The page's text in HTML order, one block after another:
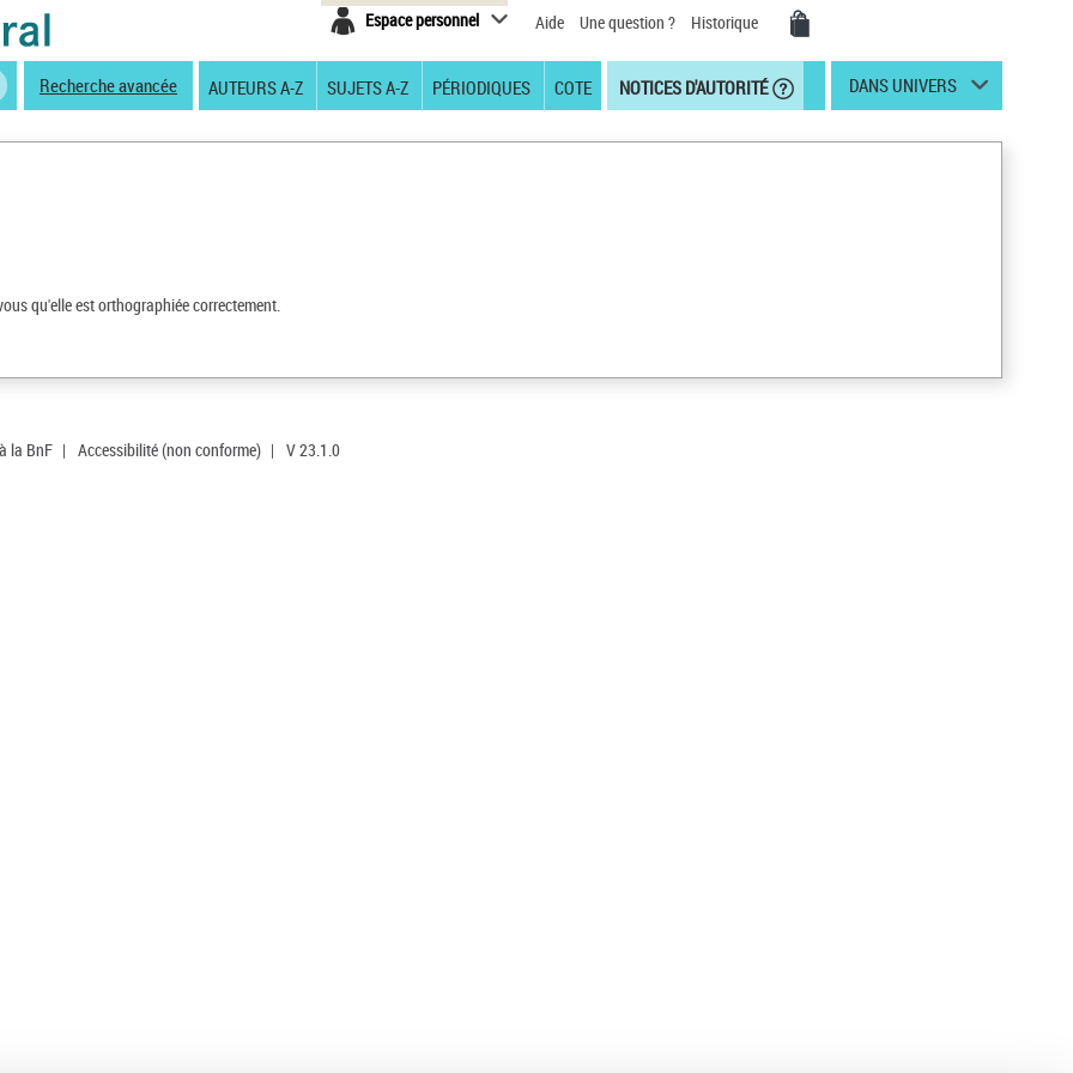
Espace personnel Aide Une question ? Historique
Recherche avancée AUTEURS A-Z SUJETS A-Z PÉRIODIQUES COTE NOTICES D'AUTORITÉ DANS UNIVERS
qu'elle est orthographiée correctement.
la BnF | Accessibilité (non conforme) | V 23.1.0